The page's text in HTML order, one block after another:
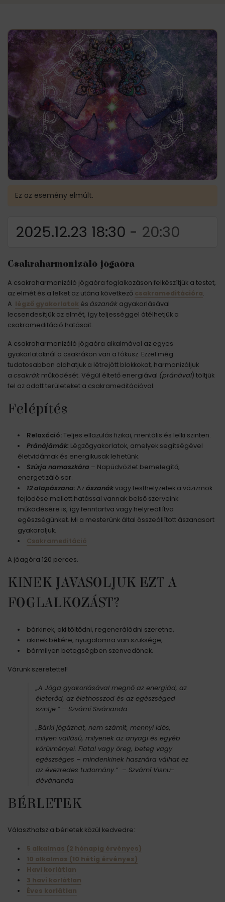
Ez az esemény elmúlt.
2025.12.23 18:30 - 20:30
Csakraharmonizáló jógaóra
A csakraharmonizáló jógaóra foglalkozáson felkészítjük a testet,
az elmét és a lelket az utána következő csakrameditációra.
A légző gyakorlatok és ászanák agyakorlásával
lecsendesítjük az elmét, így teljességgel átélhetjük a
csakrameditáció hatásait.
A csakraharmonizáló jógaóra alkalmával az egyes
gyakorlatoknál a csakrákon van a fókusz. Ezzel még
tudatosabban oldhatjuk a létrejött blokkokat, harmonizáljuk
a csakrák működését. Végül éltető energiával (pránával) töltjük
fel az adott területeket a csakrameditációval.
Felépítés
Relaxáció:Teljes ellazulás fizikai, mentális és lelki szinten.
Pránájámák: Légzőgyakorlatok, amelyek segítségével
életvidámak és energikusak lehetünk.
Szúrja namaszkára – Napüdvözlet bemelegítő,
energetizáló sor.
12 alapászana: Azászanákvagy testhelyzetek a vázizmok
fejlődése mellett hatással vannak belső szerveink
működésére is, így fenntartva vagy helyreállítva
egészségünket. Mi a mesterünk által összeállított ászanasort
gyakoroljuk.
Csakrameditáció
A jóagóra 120 perces.
KINEK JAVASOLJUK EZT A
FOGLALKOZÁST?
bárkinek, aki töltődni, regenerálódni szeretne,
akinek békére, nyugalomra van szüksége,
bármilyen betegségben szenvedőnek.
Várunk szeretettel!
„A Jóga gyakorlásával megnő az energiád, az
életerőd, az élethosszod és az egészséged
szintje.” – Szvámí Sivánanda
„Bárki jógázhat, nem számít, mennyi idős,
milyen vallású, milyenek az anyagi és egyéb
körülményei. Fiatal vagy öreg, beteg vagy
egészséges – mindenkinek hasznára válhat ez
az évezredes tudomány.” – Szvámí Visnu-
dévánanda
BÉRLETEK
Választhatsz a bérletek közül kedvedre:
5 alkalmas (2 hónapig érvényes)
10 alkalmas (10 hétig érvényes)
Havi korlátlan
3 havi korlátlan
Éves korlátlan